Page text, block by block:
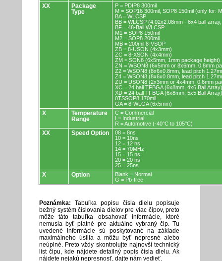
XX
Package
Type
P = PDIP8 300mil
M = SOP16 300mil, SOP8 150mil (only for:
BA = WLCSP
BB = WLCSP (4.02x2.08mm - 6x4 ball
BF = 48-Ball WLCSP
M1 = SOP8 150mil
M2 = SOP8 200mil
MB = 200mil 8-VSOP
ZB = 8-USON (4x3mm)
ZC = 8-XSON (4x4mm)
ZM = SON8 (6x5mm, 1mm package height)
ZN = WSON8 (6x5mm or 8x6mm, 0.8mm
Z2 = WSON8 (8x6x0.8mm, lead pitch
Z4 = WSON8 (8x6x0.8mm, lead pitch
ZU = USON8 (2x3mm or 4x4mm, 0.6mm
XC = 24 ball TFBGA (6x8mm, 4x6 Ball Array)
XD = 24 ball TFBGA (6x8mm, 5x5 Ball Array)
0TSSOP8 170mil
GA = 8-WLGA (6x5mm)
X
Temperature
Range
C = Commercial
I = Industrial
R = Automotive (-40°C to 105°C)
XX Speed Option
08 = 8ns
10 = 10ns
12 = 12 ns
14 = 70MHz
15 = 15 ns
20 = 20 ns
25 = 25ns
X Option
Blank = Normal
G = Pb-free
Poznámka: Tabuľka popisu čísla dielu popisuje
bežný systém číslovania dielov pre viac čipov, preto
môže táto tabuľka obsahovať informácie, ktoré
nemusia byť platné pre aktuálne vybraný čip. Tu
uvedené informácie sú poskytované na základe
maximálneho úsilia a môžu byť nepresné alebo
neúplné. Preto vždy skontrolujte najnovší technický
list čipu, kde nájdete detailný popis čísla dielu. Ak
nájdete nejakú nepresnosť, dajte nám vedieť.